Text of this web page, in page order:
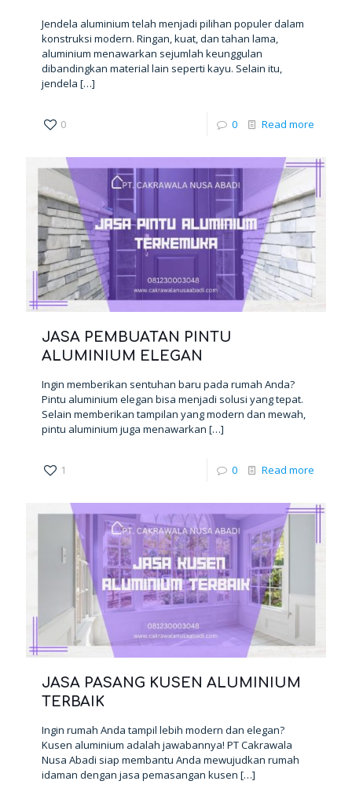
Jendela aluminium telah menjadi pilihan populer dalam
konstruksi modern. Ringan, kuat, dan tahan lama,
aluminium menawarkan sejumlah keunggulan
dibandingkan material lain seperti kayu. Selain itu,
jendela […]
0 0 Read more
JASA PEMBUATAN PINTU
ALUMINIUM ELEGAN
Ingin memberikan sentuhan baru pada rumah Anda?
Pintu aluminium elegan bisa menjadi solusi yang tepat.
Selain memberikan tampilan yang modern dan mewah,
pintu aluminium juga menawarkan […]
1 0 Read more
JASA PASANG KUSEN ALUMINIUM
TERBAIK
Ingin rumah Anda tampil lebih modern dan elegan?
Kusen aluminium adalah jawabannya! PT Cakrawala
Nusa Abadi siap membantu Anda mewujudkan rumah
idaman dengan jasa pemasangan kusen […]